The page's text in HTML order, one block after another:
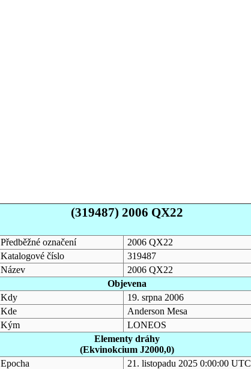
(319487) 2006 QX22
Předběžné označení
2006 QX22
Katalogové číslo
319487
Název
2006 QX22
Objevena
Kdy
19. srpna 2006
Kde
Anderson Mesa
Kým
LONEOS
Elementy dráhy
(Ekvinokcium J2000,0)
Epocha
21. listopadu 2025 0:00:00 UTC